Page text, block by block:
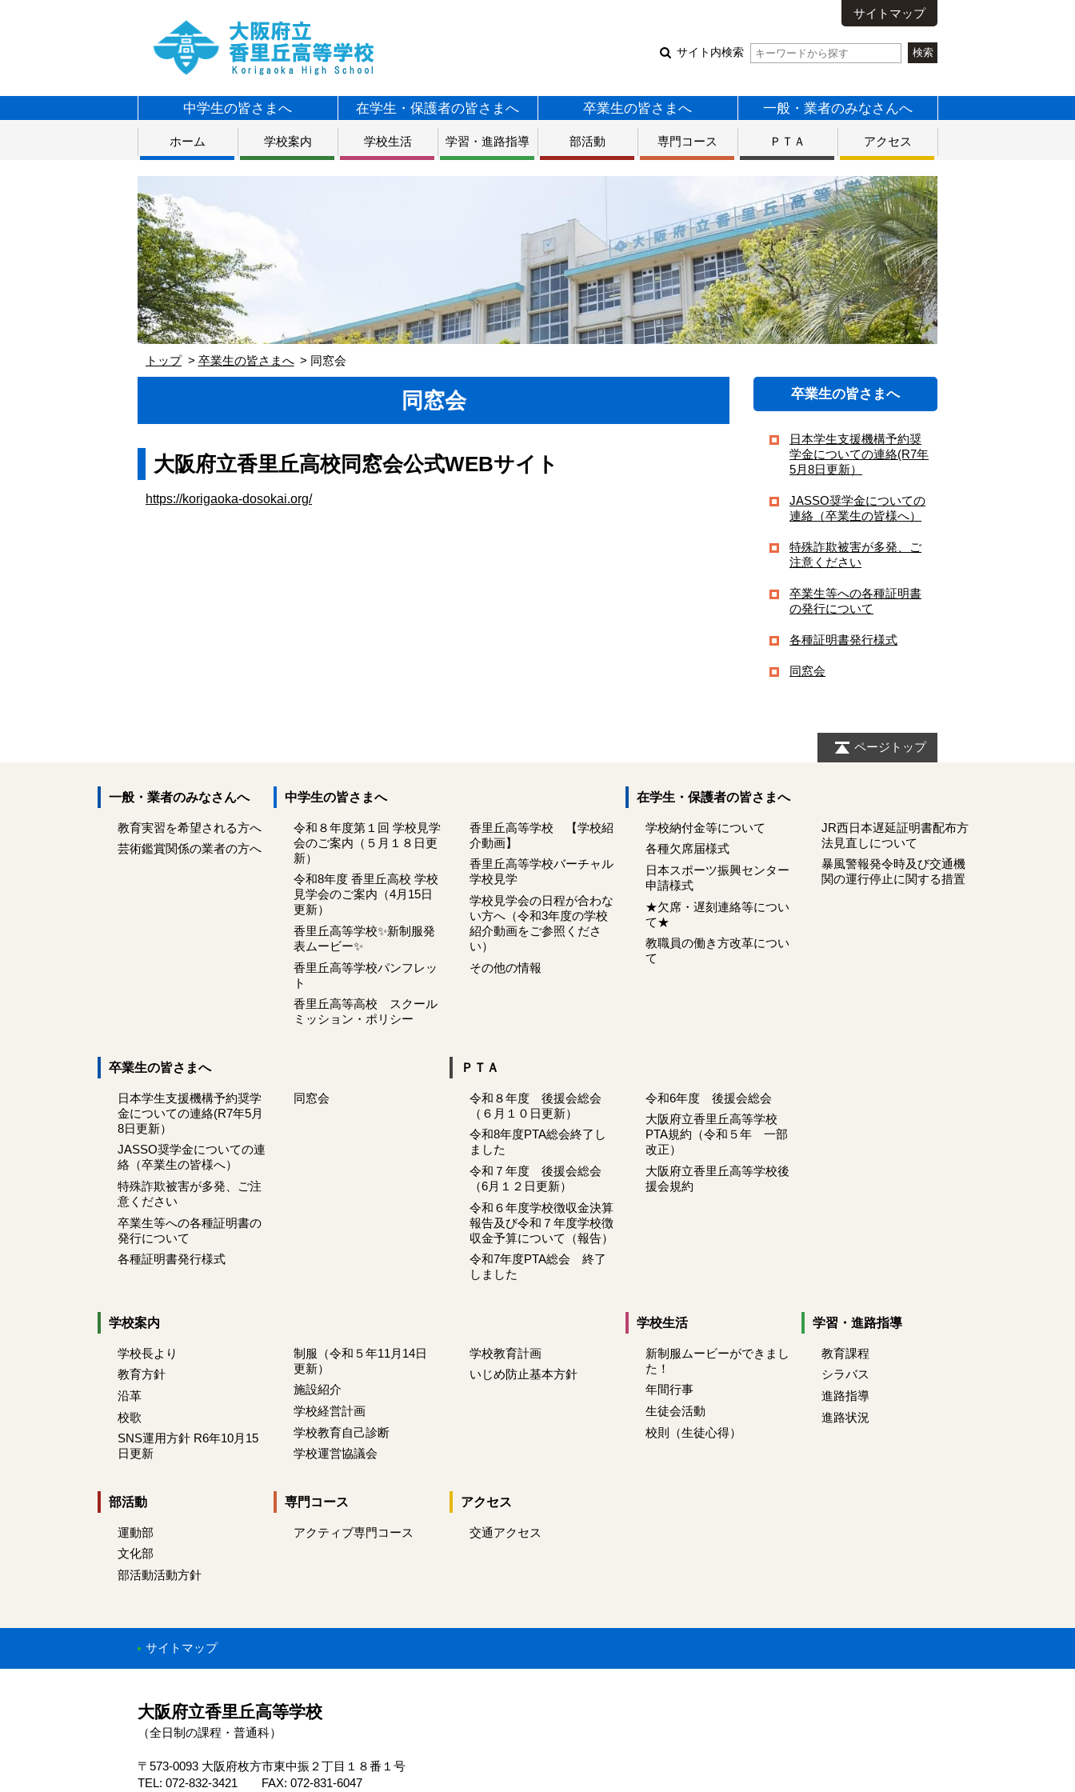
サイトマップ
サイト内検索
中学生の皆さまへ 在学生・保護者の皆さまへ 卒業生の皆さまへ 一般・業者のみなさんへ
ホーム 学校案内 学校生活 学習・進路指導 部活動 専門コース ＰＴＡ アクセス
トップ 卒業生の皆さまへ 同窓会
同窓会
大阪府立香里丘高校同窓会公式WEBサイト
https://korigaoka-dosokai.org/
卒業生の皆さまへ
日本学生支援機構予約奨
学金についての連絡(R7年
5月8日更新）
JASSO奨学金についての
連絡（卒業生の皆様へ）
特殊詐欺被害が多発、ご
注意ください
卒業生等への各種証明書
の発行について
各種証明書発行様式
同窓会
ページトップ
一般・業者のみなさんへ
教育実習を希望される方へ
芸術鑑賞関係の業者の方へ
中学生の皆さまへ
令和８年度第１回 学校見学
会のご案内（５月１８日更
新）
令和8年度 香里丘高校 学校
見学会のご案内（4月15日
更新）
香里丘高等学校✨新制服発
表ムービー✨
香里丘高等学校パンフレッ
ト
香里丘高等高校 スクール
ミッション・ポリシー
香里丘高等学校 【学校紹
介動画】
香里丘高等学校バーチャル
学校見学
学校見学会の日程が合わな
い方へ（令和3年度の学校
紹介動画をご参照くださ
い）
その他の情報
在学生・保護者の皆さまへ
学校納付金等について
各種欠席届様式
日本スポーツ振興センター
申請様式
★欠席・遅刻連絡等につい
て★
教職員の働き方改革につい
て
JR西日本遅延証明書配布方
法見直しについて
暴風警報発令時及び交通機
関の運行停止に関する措置
卒業生の皆さまへ
日本学生支援機構予約奨学
金についての連絡(R7年5月
8日更新）
JASSO奨学金についての連
絡（卒業生の皆様へ）
特殊詐欺被害が多発、ご注
意ください
卒業生等への各種証明書の
発行について
各種証明書発行様式
同窓会
ＰＴＡ
令和８年度 後援会総会
（６月１０日更新）
令和8年度PTA総会終了し
ました
令和７年度 後援会総会
（6月１２日更新）
令和６年度学校徴収金決算
報告及び令和７年度学校徴
収金予算について（報告）
令和7年度PTA総会 終了
しました
令和6年度 後援会総会
大阪府立香里丘高等学校
PTA規約（令和５年 一部
改正）
大阪府立香里丘高等学校後
援会規約
学校案内
学校長より
教育方針
沿革
校歌
SNS運用方針 R6年10月15
日更新
制服（令和５年11月14日
更新）
施設紹介
学校経営計画
学校教育自己診断
学校運営協議会
学校教育計画
いじめ防止基本方針
学校生活
新制服ムービーができまし
た！
年間行事
生徒会活動
校則（生徒心得）
学習・進路指導
教育課程
シラバス
進路指導
進路状況
部活動
運動部
文化部
部活動活動方針
専門コース
アクティブ専門コース
アクセス
交通アクセス
サイトマップ
大阪府立香里丘高等学校
（全日制の課程・普通科）
〒573-0093 大阪府枚方市東中振２丁目１８番１号
TEL: 072-832-3421 FAX: 072-831-6047